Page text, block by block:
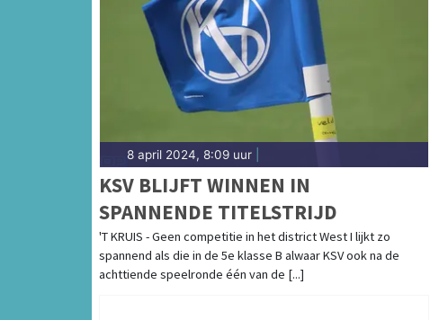
8 april 2024, 8:09 uur
KSV BLIJFT WINNEN IN
SPANNENDE TITELSTRIJD
'T KRUIS - Geen competitie in het district West I lijkt zo
spannend als die in de 5e klasse B alwaar KSV ook na de
achttiende speelronde één van de [...]